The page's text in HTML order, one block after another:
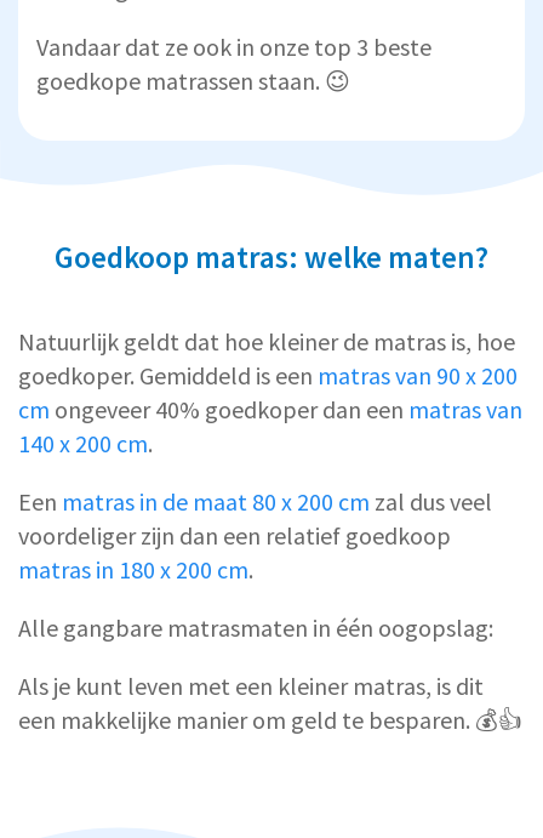
Vandaar dat ze ook in onze top 3 beste
goedkope matrassen staan. 😉
Goedkoop matras: welke maten?
Natuurlijk geldt dat hoe kleiner de matras is, hoe
goedkoper. Gemiddeld is een matras van 90 x 200
cm ongeveer 40% goedkoper dan een matras van
140 x 200 cm.
Een matras in de maat 80 x 200 cm zal dus veel
voordeliger zijn dan een relatief goedkoop
matras in 180 x 200 cm.
Alle gangbare matrasmaten in één oogopslag:
Als je kunt leven met een kleiner matras, is dit
een makkelijke manier om geld te besparen. 💰👍